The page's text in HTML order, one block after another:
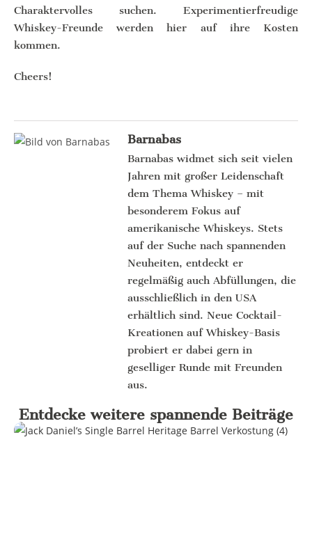
Charaktervolles suchen. Experimentierfreudige
Whiskey-Freunde werden hier auf ihre Kosten
kommen.
Cheers!
Barnabas
Barnabas widmet sich seit vielen
Jahren mit großer Leidenschaft
dem Thema Whiskey – mit
besonderem Fokus auf
amerikanische Whiskeys. Stets
auf der Suche nach spannenden
Neuheiten, entdeckt er
regelmäßig auch Abfüllungen, die
ausschließlich in den USA
erhältlich sind. Neue Cocktail-
Kreationen auf Whiskey-Basis
probiert er dabei gern in
geselliger Runde mit Freunden
aus.
Entdecke weitere spannende Beiträge